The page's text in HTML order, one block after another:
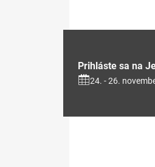
Prihláste sa na
24. - 26.